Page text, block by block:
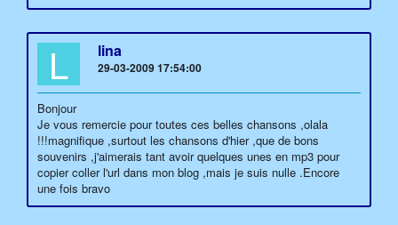
L lina
29-03-2009 17:54:00
Bonjour
Je vous remercie pour toutes ces belles chansons ,olala
!!!magnifique ,surtout les chansons d'hier ,que de bons
souvenirs ,j'aimerais tant avoir quelques unes en mp3 pour
copier coller l'url dans mon blog ,mais je suis nulle .Encore
une fois bravo